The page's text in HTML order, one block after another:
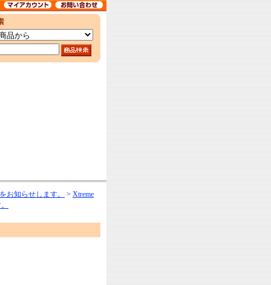
お知らせします。 > Xtreme